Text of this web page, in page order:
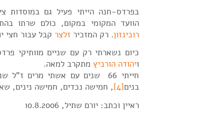
בפרדס-חנה הייתי פעיל גם במוסדות
הוועד המקומי במקום, כולם שרתו
רובינזון. רק המזכירזלצר קבל עבור חצי
כיום נשארתי רק עם שניים מוותיקי
ויהודה הורביץ מתקרב למאה.
בנים[4]
, חמישה נכדים, חמישה נינים,
ראיין וכתב: יורם שתיל, 1 0.8.2006